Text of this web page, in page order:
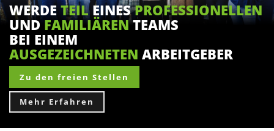
WERDETEILEINESPROFESSIONELLEN
UNDFAMILIÄRENTEAMS
BEI EINEM
AUSGEZEICHNETEN ARBEITGEBER
Zu den freien Stellen
Mehr Erfahren